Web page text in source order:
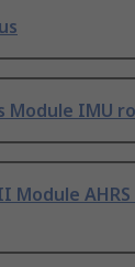
Module IMU
Module